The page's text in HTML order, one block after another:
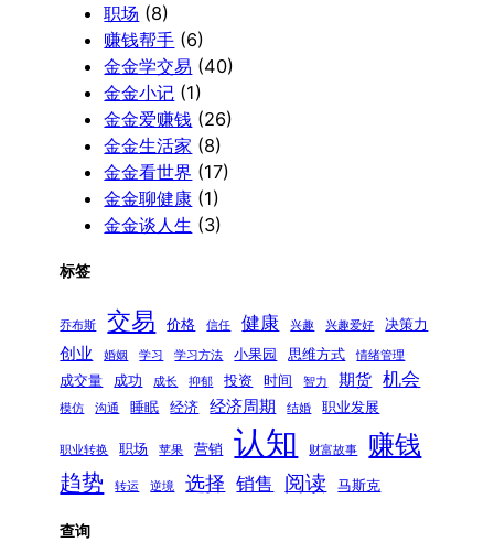
职场 (8)
赚钱帮手 (6)
金金学交易 (40)
金金小记 (1)
金金爱赚钱 (26)
金金生活家 (8)
金金看世界 (17)
金金聊健康 (1)
金金谈人生 (3)
标签
乔布斯 交易 价格 信任 健康 兴趣 兴趣爱好 决策力
创业 婚姻 学习 学习方法 小果园 思维方式 情绪管理
成交量 成功 成长 抑郁 投资 时间 智力 期货 机会
模仿 沟通 睡眠 经济 经济周期 结婚 职业发展
职业转换 职场 苹果 营销 认知 财富故事 赚钱
趋势 转运 逆境 选择 销售 阅读 马斯克
查询